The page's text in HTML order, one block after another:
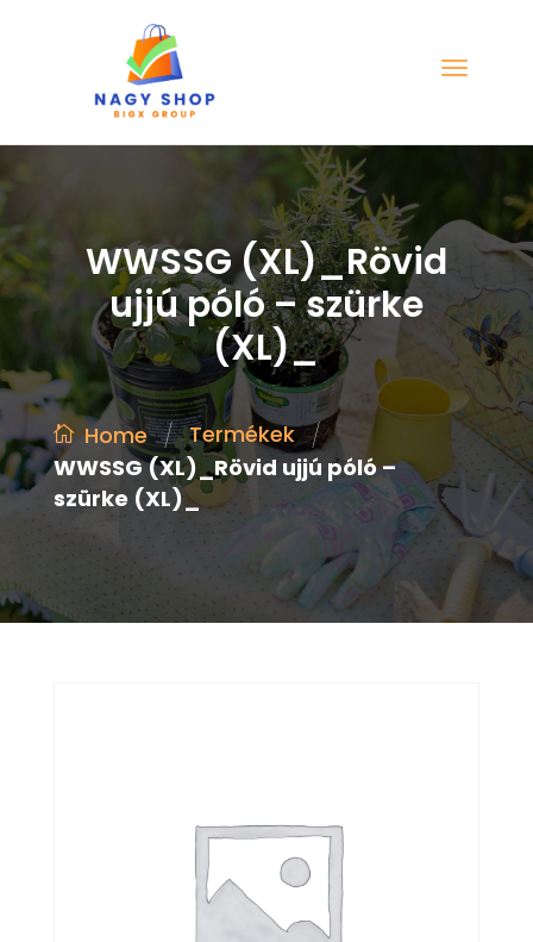
WWSSG (XL)_Rövid
ujjú póló – szürke
(XL)_
Home / Termékek /
WWSSG (XL)_Rövid ujjú póló –
szürke (XL)_